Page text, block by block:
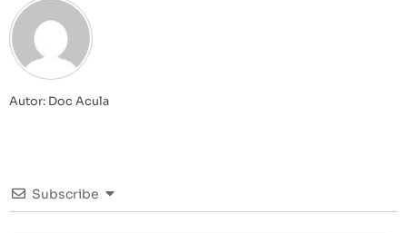
Autor: Doc Acula
Subscribe